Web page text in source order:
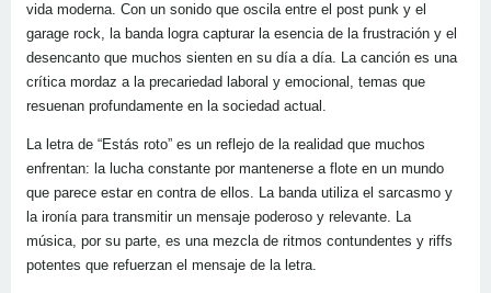
vida moderna. Con un sonido que oscila entre el post punk y el
garage rock, la banda logra capturar la esencia de la frustración y el
desencanto que muchos sienten en su día a día. La canción es una
crítica mordaz a la precariedad laboral y emocional, temas que
resuenan profundamente en la sociedad actual.
La letra de “Estás roto” es un reflejo de la realidad que muchos
enfrentan: la lucha constante por mantenerse a flote en un mundo
que parece estar en contra de ellos. La banda utiliza el sarcasmo y
la ironía para transmitir un mensaje poderoso y relevante. La
música, por su parte, es una mezcla de ritmos contundentes y riffs
potentes que refuerzan el mensaje de la letra.